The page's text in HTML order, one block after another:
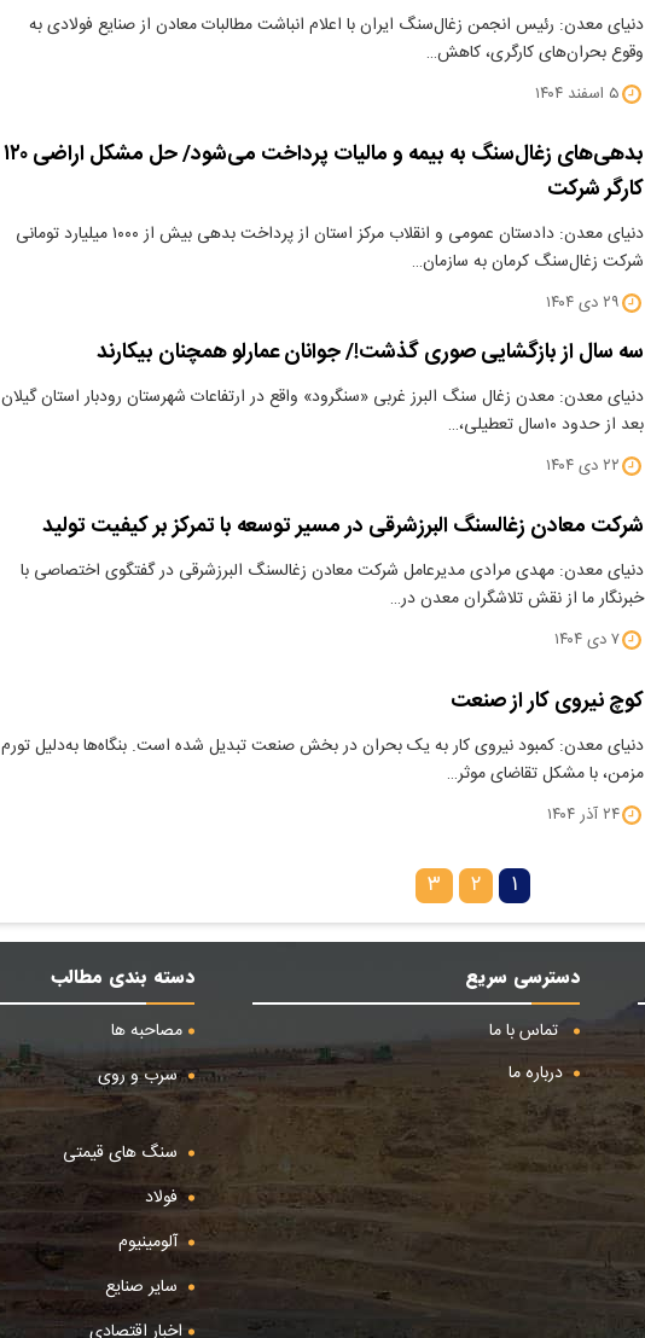
دنیای معدن: رئیس انجمن زغال‌سنگ ایران با اعلام انباشت مطالبات معادن از صنایع فولادی به
وقوع بحران‌های کارگری، کاهش…
۵ اسفند ۱۴۰۴
بدهی‌های زغال‌سنگ به بیمه و مالیات پرداخت می‌شود/ حل مشکل اراضی ۱۲۰
کارگر شرکت
دنیای معدن: دادستان عمومی و انقلاب مرکز استان از پرداخت بدهی بیش از ۱۰۰۰ میلیارد تومانی
شرکت زغال‌سنگ کرمان به سازمان…
۲۹ دی ۱۴۰۴
سه سال از بازگشایی صوری گذشت!/ جوانان عمارلو همچنان بیکارند
دنیای معدن: معدن زغال سنگ البرز غربی «سنگرود» واقع در ارتفاعات شهرستان رودبار استان گیلان
بعد از حدود ۱۰سال تعطیلی،…
۲۲ دی ۱۴۰۴
شرکت معادن زغالسنگ البرزشرقی در مسیر توسعه با تمرکز بر کیفیت تولید
دنیای معدن: مهدی مرادی مدیرعامل شرکت معادن زغالسنگ البرزشرقی در گفتگوی اختصاصی با
خبرنگار ما از نقش تلاشگران معدن در…
۷ دی ۱۴۰۴
کوچ نیروی کار از صنعت
دنیای معدن: کمبود نیروی کار به یک بحران در بخش صنعت تبدیل شده است. بنگاه‌ها به‌دلیل تورم
مزمن، با مشکل تقاضای موثر…
۲۴ آذر ۱۴۰۴
۱ ۲ ۳
دسترسی سریع
تماس با ما
درباره ما
دسته بندی مطالب
مصاحبه ها
سرب و روی
سنگ های قیمتی
فولاد
آلومینیوم
سایر صنایع
اخبار اقتصادی